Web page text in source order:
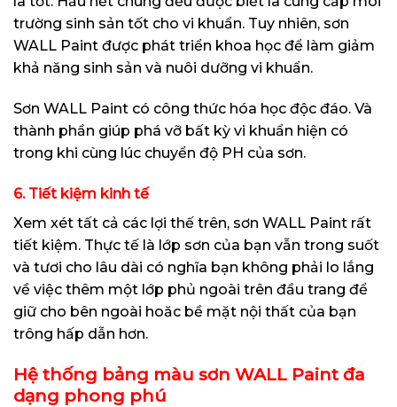
trường sinh sản tốt cho vi khuẩn. Tuy nhiên, sơn
WALL Paint được phát triển khoa học để làm giảm
khả năng sinh sản và nuôi dưỡng vi khuẩn.
Sơn WALL Paint có công thức hóa học độc đáo. Và
thành phần giúp phá vỡ bất kỳ vi khuẩn hiện có
trong khi cùng lúc chuyển độ PH của sơn.
6. Tiết kiệm kinh tế
Xem xét tất cả các lợi thế trên, sơn WALL Paint rất
tiết kiệm. Thực tế là lớp sơn của bạn vẫn trong suốt
và tươi cho lâu dài có nghĩa bạn không phải lo lắng
về việc thêm một lớp phủ ngoài trên đầu trang để
giữ cho bên ngoài hoăc bề mặt nội thất của bạn
trông hấp dẫn hơn.
Hệ thống bảng màu sơn WALL Paint đa
dạng phong phú